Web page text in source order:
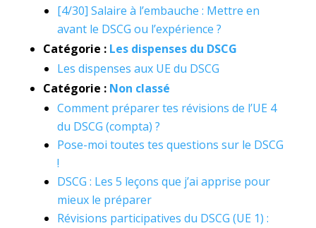
[4/30] Salaire à l’embauche : Mettre en
avant le DSCG ou l’expérience ?
Catégorie : Les dispenses du DSCG
Les dispenses aux UE du DSCG
Catégorie : Non classé
Comment préparer tes révisions de l’UE 4
du DSCG (compta) ?
Pose-moi toutes tes questions sur le DSCG
!
DSCG : Les 5 leçons que j’ai apprise pour
mieux le préparer
Révisions participatives du DSCG (UE 1) :